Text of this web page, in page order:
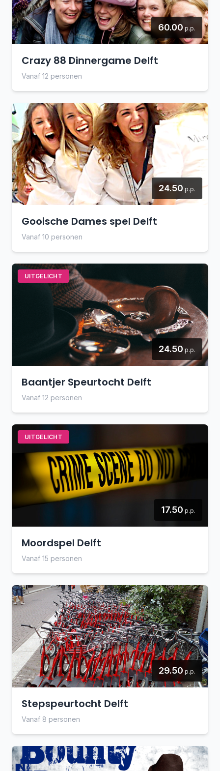
60.00 p.p.
Crazy 88 Dinnergame Delft
Vanaf 12 personen
24.50 p.p.
Gooische Dames spel Delft
Vanaf 10 personen
UITGELICHT
24.50 p.p.
Baantjer Speurtocht Delft
Vanaf 12 personen
UITGELICHT
17.50 p.p.
Moordspel Delft
Vanaf 15 personen
29.50 p.p.
Stepspeurtocht Delft
Vanaf 8 personen